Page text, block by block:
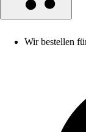
Wir bestellen